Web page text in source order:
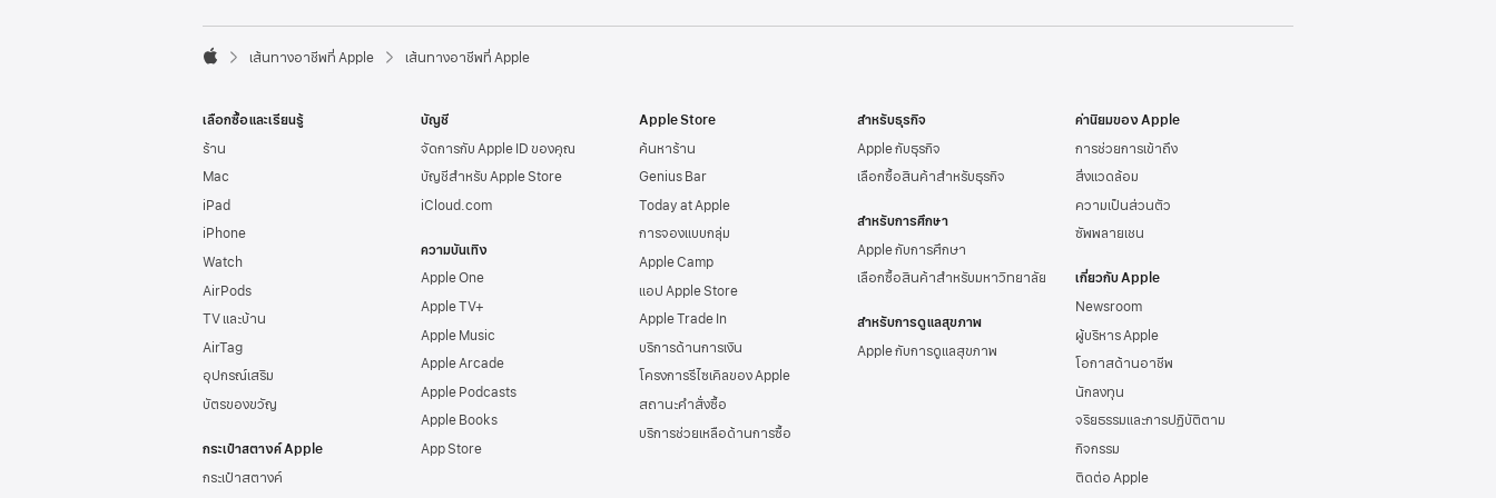
e
o
e
r

p
l
e
เส้นทางอาชีพที่ Apple เส้นทางอาชีพที่ Apple
เลือกซื้อและเรียนรู้
ร้าน
Mac
iPad
iPhone
Watch
AirPods
TV และบ้าน
AirTag
อุปกรณ์เสริม
บัตรของขวัญ
กระเป๋าสตางค์ Apple
กระเป๋าสตางค์
บัญชี
จัดการกับ Apple IDของคุณ
บัญชีสำหรับ Apple Store
iCloud.com
ความบันเทิง
Apple One
Apple TV+
Apple Music
Apple Arcade
Apple Podcasts
Apple Books
App Store
Apple Store
ค้นหาร้าน
Genius Bar
Today at Apple
การจองแบบกลุ่ม
Apple Camp
แอป Apple Store
Apple Trade In
บริการด้านการเงิน
โครงการรีไซเคิลของ Apple
สถานะคำสั่งซื้อ
บริการช่วยเหลือด้านการซื้อ
สำหรับธุรกิจ
Apple กับธุรกิจ
เลือกซื้อสินค้าสำหรับธุรกิจ
สำหรับการศึกษา
Apple กับการศึกษา
เลือกซื้อสินค้าสำหรับมหาวิทยาลัย
สำหรับการดูแลสุขภาพ
Apple กับการดูแลสุขภาพ
ค่านิยมของ Apple
การช่วยการเข้าถึง
สิ่งแวดล้อม
ความเป็นส่วนตัว
ซัพพลายเชน
เกี่ยวกับ Apple
Newsroom
ผู้บริหาร Apple
โอกาสด้านอาชีพ
นักลงทุน
จริยธรรมและการปฏิบัติตาม
กิจกรรม
ติดต่อ Apple